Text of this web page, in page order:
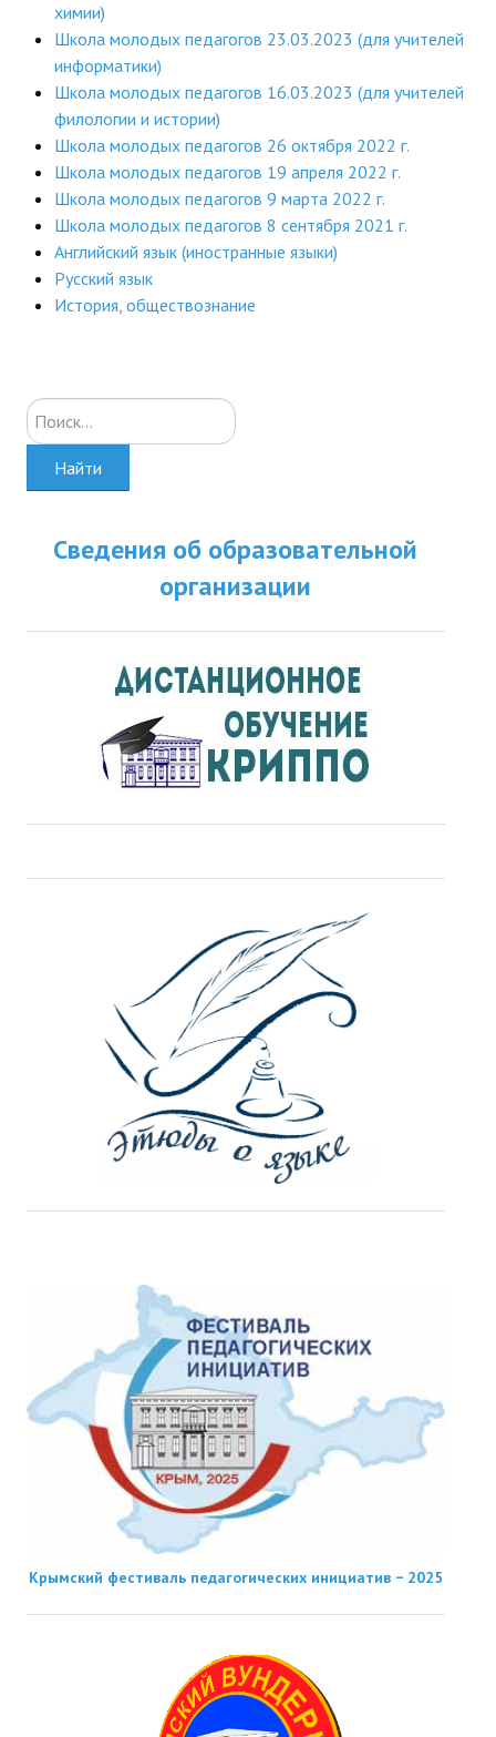
Организация УВП
ГИА
Карта ГИА РК
Советуем прочитать
Готовимся к новому учебному году 2026-2027
ДПО
КОНТАКТЫ
химии)
Школа молодых педагогов 23.03.2023 (для учителей
информатики)
Школа молодых педагогов 16.03.2023 (для учителей
филологии и истории)
Школа молодых педагогов 26 октября 2022 г.
Школа молодых педагогов 19 апреля 2022 г.
Школа молодых педагогов 9 марта 2022 г.
Школа молодых педагогов 8 сентября 2021 г.
Английский язык (иностранные языки)
Русский язык
История, обществознание
Искать...
Найти
Сведения об образовательной
организации
Крымский фестиваль педагогических инициатив − 2025